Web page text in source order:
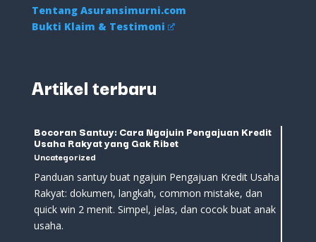
Tentang Asuransimurni.com
Bukti Klaim & Testimoni
Artikel terbaru
Bocoran Santuy: Cara Ngajuin Pengajuan Kredit
Usaha Rakyat yang Gak Ribet
Uncategorized
Panduan santuy buat ngajuin Pengajuan Kredit Usaha
Rakyat: dokumen, langkah, common mistake, dan
quick win 2 menit. Simpel, jelas, dan cocok buat anak
usaha.